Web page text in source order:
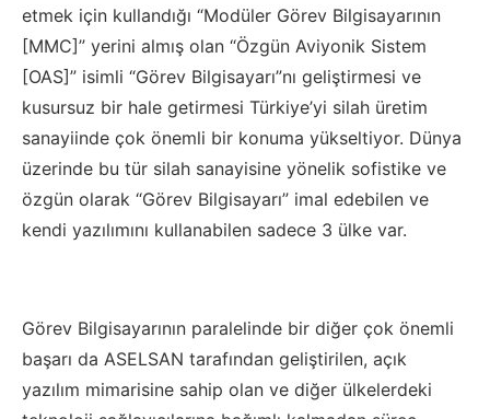
etmek için kullandığı “Modüler Görev Bilgisayarının
[MMC]” yerini almış olan “Özgün Aviyonik Sistem
[OAS]” isimli “Görev Bilgisayarı”nı geliştirmesi ve
kusursuz bir hale getirmesi Türkiye’yi silah üretim
sanayiinde çok önemli bir konuma yükseltiyor. Dünya
üzerinde bu tür silah sanayisine yönelik sofistike ve
özgün olarak “Görev Bilgisayarı” imal edebilen ve
kendi yazılımını kullanabilen sadece 3 ülke var.
Görev Bilgisayarının paralelinde bir diğer çok önemli
başarı da ASELSAN tarafından geliştirilen, açık
yazılım mimarisine sahip olan ve diğer ülkelerdeki